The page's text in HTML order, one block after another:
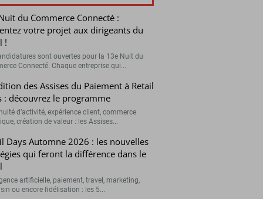
du Commerce Connecté :
votre projet aux dirigeants du
!
sont ouvertes pour la 13e Nuit du
Connecté. Chaque entreprise qui...
des Assises du Paiement à Retail
: découvrez le programme
d’activité, expérience client, commerce
création de valeur : les Assises...
Days Automne 2026 : les nouvelles
qui feront la différence dans le
artificielle, paiement, travel, marketing,
ou encore fidélisation : les 5...